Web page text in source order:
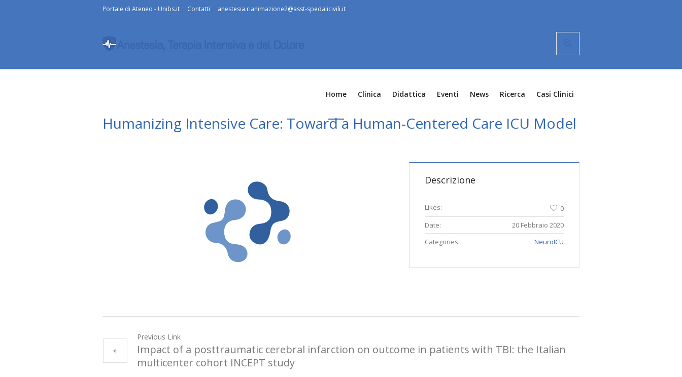
Portale di Ateneo - Unibs.it Contatti anestesia.rianimazione2@asst-spedalicivili.it
Home Clinica Didattica Eventi News Ricerca Casi Clinici
Humanizing Intensive Care: Toward a Human-Centered Care ICU Model
Descrizione
Likes:
0
Date:
20 Febbraio 2020
Categories:
NeuroICU
Previous Link
Impact of a posttraumatic cerebral infarction on outcome in patients with TBI: the Italian
multicenter cohort INCEPT study